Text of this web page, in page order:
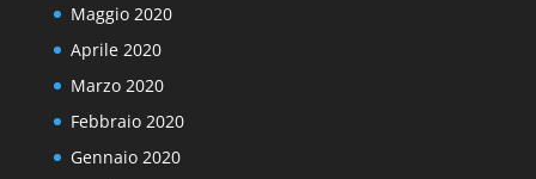
Maggio 2020
Aprile 2020
Marzo 2020
Febbraio 2020
Gennaio 2020